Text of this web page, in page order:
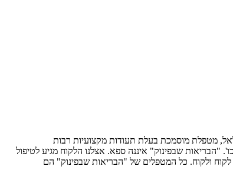
אצלנו בקליניקה. "הבריאות שבפינוק" נוסדה לפני כ-20 שנים ע"י הגברת אילנית דלאל, מטפלת מוסמכת בעלת תעודות מקצועיות רבות
"הבריאות שבפינוק" איננה ספא. אצלנו הלקוח מגיע לטיפול
לקוח ולקוח. כל המטפלים של "הבריאות שבפינוק" הם